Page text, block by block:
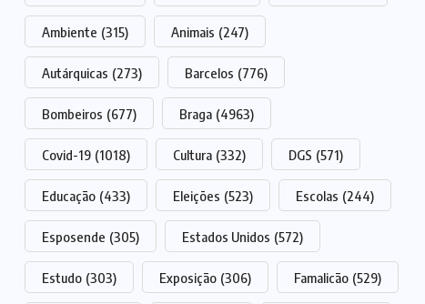
Ambiente (315) Animais (247)
Autárquicas (273) Barcelos (776)
Bombeiros (677) Braga (4963)
Covid-19 (1018) Cultura (332) DGS (571)
Educação (433) Eleições (523) Escolas (244)
Esposende (305) Estados Unidos (572)
Estudo (303) Exposição (306) Famalicão (529)